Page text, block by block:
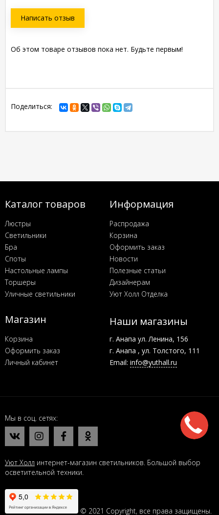
Написать отзыв
Об этом товаре отзывов пока нет. Будьте первым!
Поделиться:
Каталог товаров
Люстры
Светильники
Бра
Споты
Настольные лампы
Торшеры
Уличные светильники
Информация
Распродажа
Корзина
Оформить заказ
Новости
Полезные статьи
Дизайнерам
Уют Холл Отделка
Магазин
Корзина
Оформить заказ
Личный кабинет
Наши магазины
г. Анапа ул. Ленина, 156
г. Анапа , ул. Толстого, 111
Email: info@yuthall.ru
Мы в соц. сетях
Уют Холл интернет-магазин светильников. Большой выбор
осветительной техники.
© 2021 Copyright, все права защищены.